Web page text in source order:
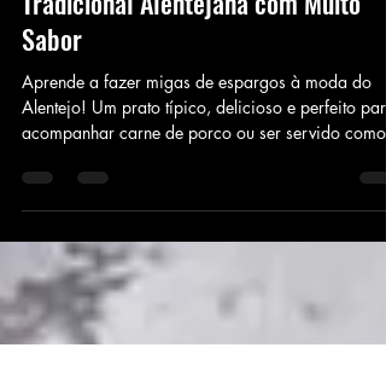
Migas de Espargos – Receita
Tradicional Alentejana com Muito
Sabor
Aprende a fazer migas de espargos à moda do
acompanhar carne de porco ou ser servido como
prato principal.